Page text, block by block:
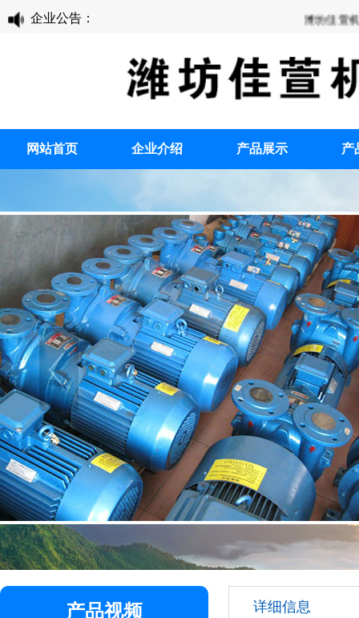
企业公告：
潍坊佳萱机
网站首页 企业介绍 产品展示 产
产品视频 详细信息